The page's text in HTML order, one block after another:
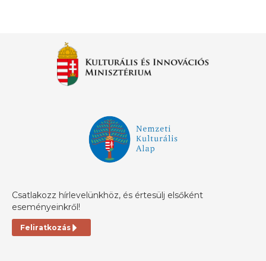
Csatlakozz hírlevelünkhöz, és értesülj elsőként
eseményeinkről!
Feliratkozás